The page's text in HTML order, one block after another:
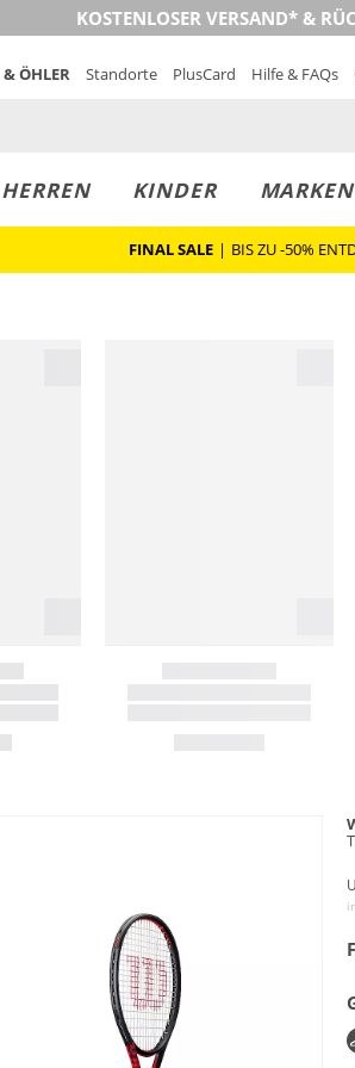
KOSTENLOSER VERSAND* &
ÖHLER Standorte PlusCard Hilfe & FAQs
HERREN KINDER MARKEN
FINAL SALE | BIS ZU -50%